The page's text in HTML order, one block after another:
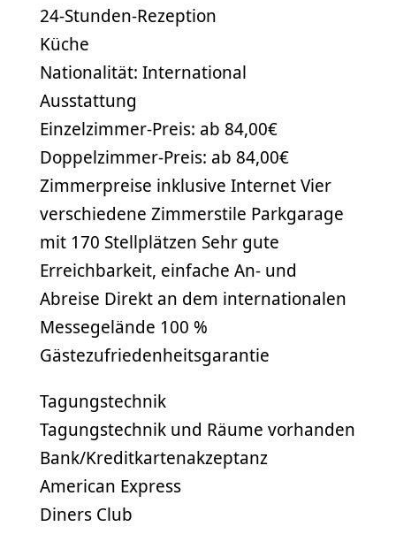
24-Stunden-Rezeption
Küche
Nationalität: International
Ausstattung
Einzelzimmer-Preis: ab 84,00€
Doppelzimmer-Preis: ab 84,00€
Zimmerpreise inklusive Internet Vier
verschiedene Zimmerstile Parkgarage
mit 170 Stellplätzen Sehr gute
Erreichbarkeit, einfache An- und
Abreise Direkt an dem internationalen
Messegelände 100 %
Gästezufriedenheitsgarantie
Tagungstechnik
Tagungstechnik und Räume vorhanden
Bank/Kreditkartenakzeptanz
American Express
Diners Club